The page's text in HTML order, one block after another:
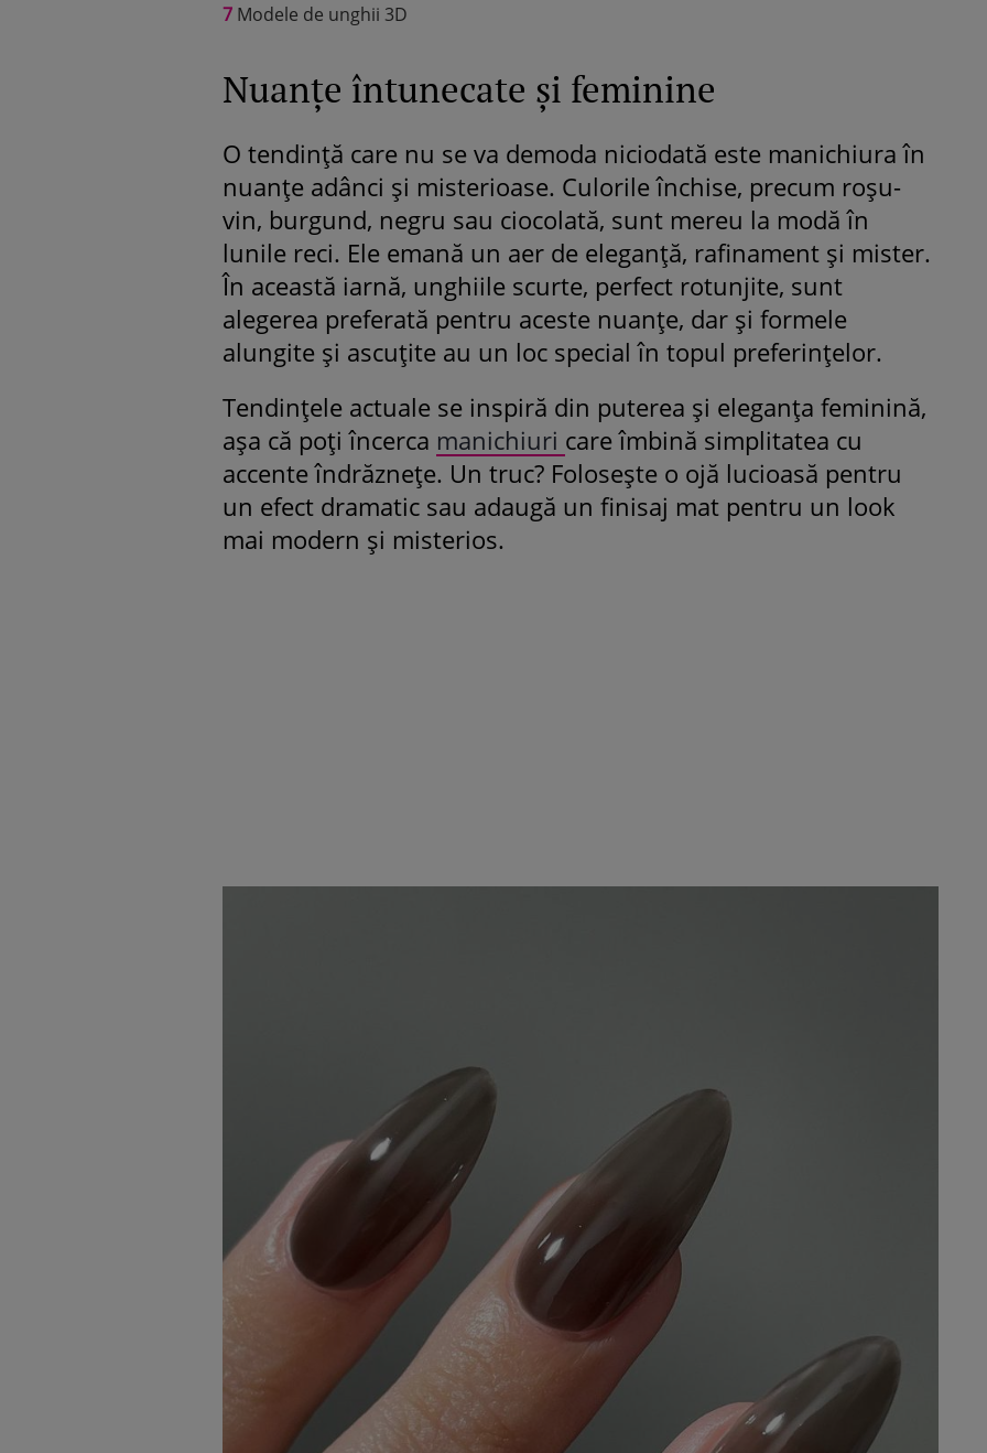
7 Modele de unghii 3D
Nuanțe întunecate și feminine
O tendință care nu se va demoda niciodată este manichiura în
nuanțe adânci și misterioase. Culorile închise, precum roșu-
vin, burgund, negru sau ciocolată, sunt mereu la modă în
lunile reci. Ele emană un aer de eleganță, rafinament și mister.
În această iarnă, unghiile scurte, perfect rotunjite, sunt
alegerea preferată pentru aceste nuanțe, dar și formele
alungite și ascuțite au un loc special în topul preferințelor.
Tendințele actuale se inspiră din puterea și eleganța feminină,
așa că poți încerca manichiuri care îmbină simplitatea cu
accente îndrăznețe. Un truc? Folosește o ojă lucioasă pentru
un efect dramatic sau adaugă un finisaj mat pentru un look
mai modern și misterios.